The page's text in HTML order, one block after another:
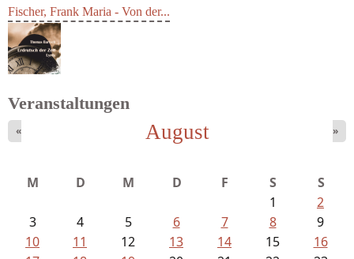
Bartsch, Thomas - Erdrutsch der...
Fischer, Frank Maria - Von der...
Veranstaltungen
August
« »
M D M D F S
S
1
2
3
4 5 6 7 8
9
10
11 12 13 14 15
16